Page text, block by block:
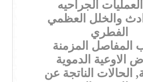
الجراحيه
والخلل العظمي
الفطري
المفاصل المزمنة
الاوعية الدموية
الحالات الناتجة عن